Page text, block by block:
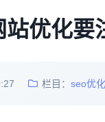
优化要
栏目： seo优化